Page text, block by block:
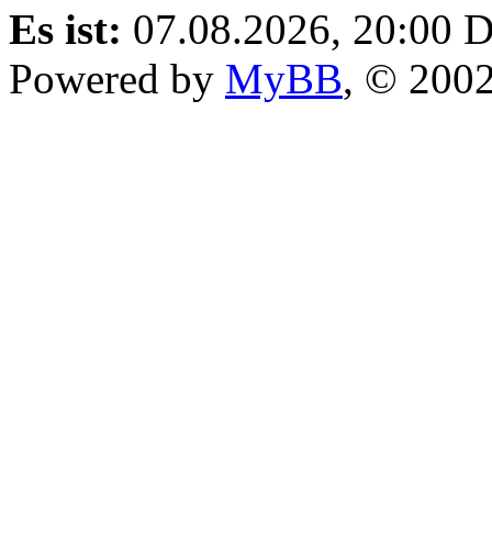
Es ist: 07.08.2026, 20:00
Powered by MyBB, ©